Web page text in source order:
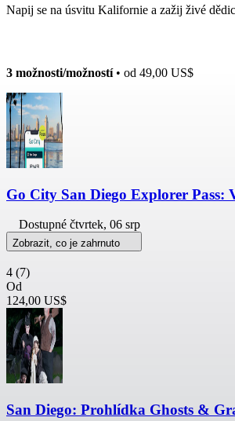
Napij se na úsvitu Kalifornie a zažij živé
3 možnosti/možností• od 49,00 US$
Go City San Diego Explorer Pass:
Dostupné čtvrtek, 06 srp
Zobrazit, co je zahrnuto
4 (7)
Od
124,00 US$
San Diego: Prohlídka Ghosts &